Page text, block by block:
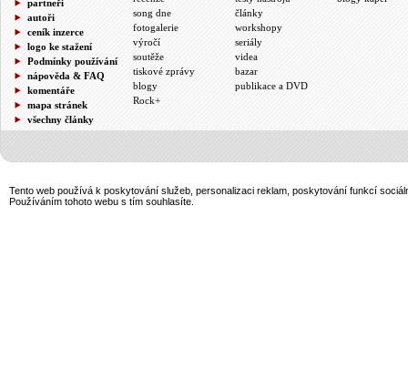
partneři
autoři
ceník inzerce
logo ke stažení
Podmínky používání
nápověda & FAQ
komentáře
mapa stránek
všechny články
song dne
fotogalerie
výročí
soutěže
tiskové zprávy
blogy
Rock+
články
workshopy
seriály
videa
bazar
publikace a DVD
Tento web používá k poskytování služeb, personalizaci reklam, poskytování funkcí
Používáním tohoto webu s tím souhlasíte.